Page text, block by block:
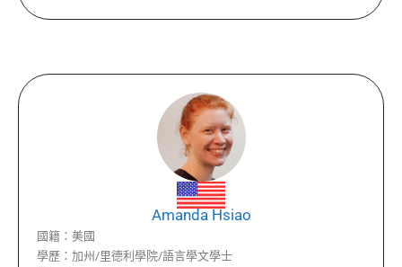
Amanda Hsiao
國籍： 美國
學歷： 加州/里德利學院/語言學文學士